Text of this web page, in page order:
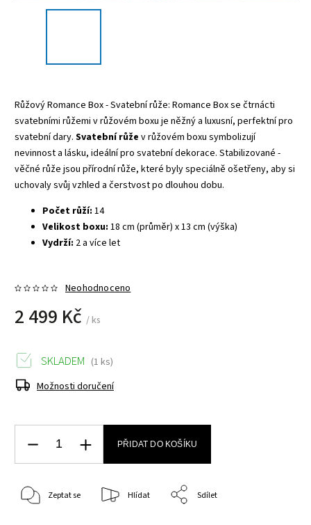
Růžový Romance Box - Svatební růže: Romance Box se čtrnácti
svatebními růžemi v růžovém boxu je něžný a luxusní, perfektní pro
svatební dary. Svatební růže v růžovém boxu symbolizují
nevinnost a lásku, ideální pro svatební dekorace. Stabilizované -
věčné růže jsou přírodní růže, které byly speciálně ošetřeny, aby si
uchovaly svůj vzhled a čerstvost po dlouhou dobu.
Počet růží: 14
Velikost boxu: 18 cm (průměr) x 13 cm (výška)
Vydrží: 2 a více let
Neohodnoceno
2 499 Kč / ks
SKLADEM (1 ks)
Možnosti doručení
PŘIDAT DO KOŠÍKU
Zeptat se Hlídat Sdílet